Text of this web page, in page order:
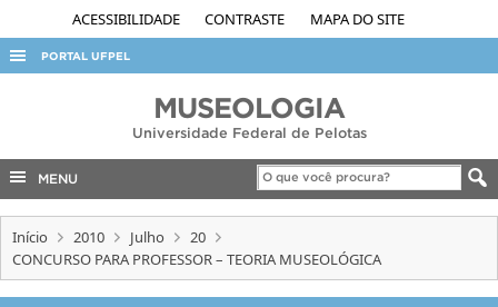
ACESSIBILIDADE CONTRASTE MAPA DO SITE
PORTAL UFPEL
EDITAIS
INTERNACIONAL
MUSEOLOGIA
Universidade Federal de Pelotas
MENU
Início 2010 Julho
20
CONCURSO PARA PROFESSOR – TEORIA MUSEOLÓGICA